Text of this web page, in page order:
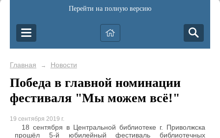
Перейти на полную версию
Главная → Новости
Победа в главной номинации
фестиваля "Мы можем всё!"
19 сентября 2019 г.
18 сентября в Центральной библиотеке г. Приволжска
прошёл 5-й юбилейный фестиваль библиотечных